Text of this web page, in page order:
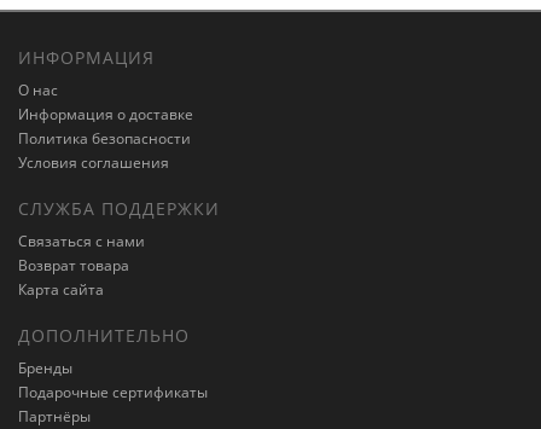
ИНФОРМАЦИЯ
О нас
Информация о доставке
Политика безопасности
Условия соглашения
СЛУЖБА ПОДДЕРЖКИ
Связаться с нами
Возврат товара
Карта сайта
ДОПОЛНИТЕЛЬНО
Бренды
Подарочные сертификаты
Партнёры